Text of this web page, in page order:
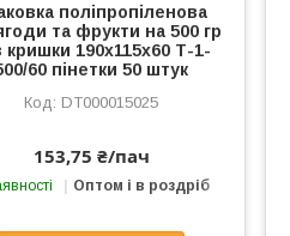
поліпропіленова
та фрукти на 500 гр
кришки 190х115х60 Т-1-
60 пінетки 50 штук
DT000015025
153,75 ₴/пач
Оптом і в роздріб